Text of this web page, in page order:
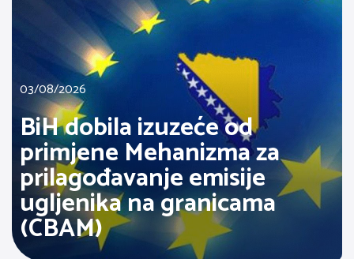
03/08/2026
BiH dobila izuzeće od
primjene Mehanizma za
prilagođavanje emisije
ugljenika na granicama
(CBAM)